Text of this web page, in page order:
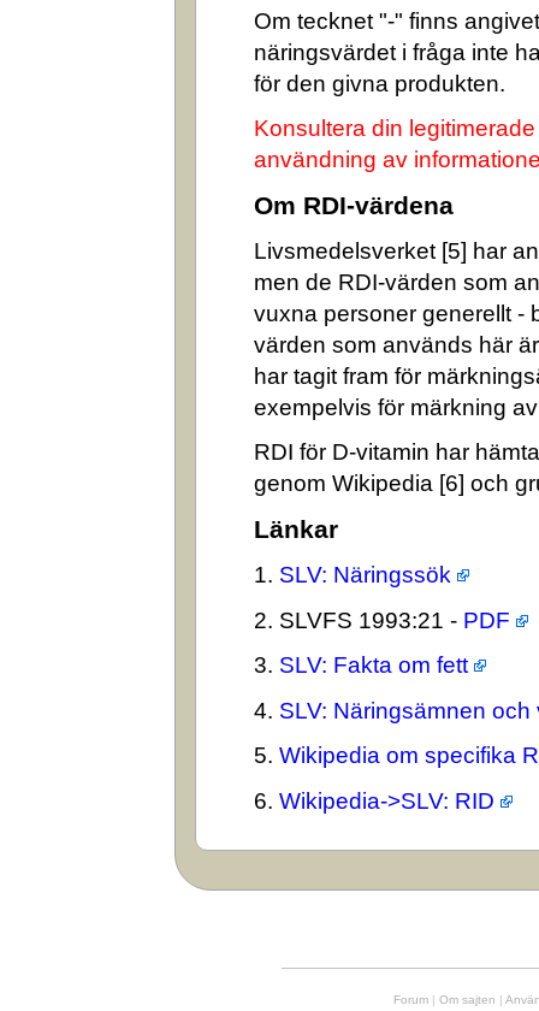
Om tecknet "-" finns
näringsvärdet i fråga inte
för den givna produkten.
Konsultera din
användning av
Om RDI-värdena
Livsmedelsverket [5] har
men de RDI-värden som
vuxna personer generellt -
värden som används här
har tagit fram för
exempelvis för märkning
RDI för D-vitamin har
genom Wikipedia [6] och
Länkar
1. SLV: Näringssök
2. SLVFS 1993:21 - PDF
3. SLV: Fakta om fett
4. SLV: Näringsämnen och
5. Wikipedia om specifika
6. Wikipedia->SLV: RID
Forum | Om sajten |